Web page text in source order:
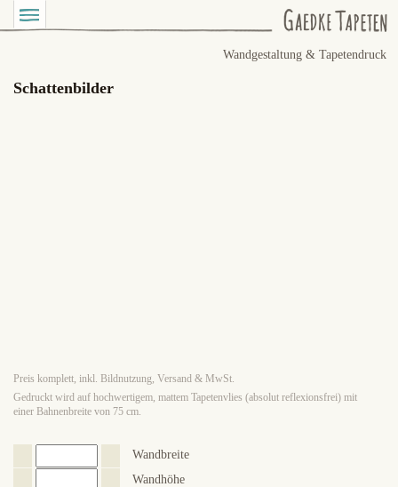
Wandgestaltung & Tapetendruck
Schattenbilder
Preis komplett, inkl. Bildnutzung, Versand & MwSt.
Gedruckt wird auf hochwertigem, mattem Tapetenvlies (absolut reflexionsfrei) mit
einer Bahnenbreite von 75 cm.
Wandbreite
Wandhöhe